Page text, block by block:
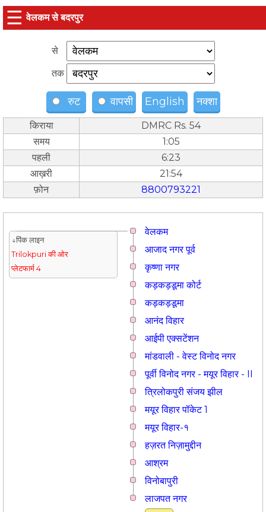
☰ वेलकम से बदरपुर
से
तक
रुट वापसी English नक्शा
किराया
DMRC Rs. 54
समय
1:05
पहली
6:23
आख़री
21:54
फ़ोन
8800793221
वेलकम
↓पिंक लाइन
Trilokpuri की ओर
प्लेटफार्म 4
आजाद नगर पूर्व
कृष्णा नगर
कड़कड़डूमा कोर्ट
कड़कड़डूमा
आनंद विहार
आईपी एक्सटेंशन
मांडवाली - वेस्ट विनोद नगर
पूर्वी विनोद नगर - मयूर विहार - II
त्रिलोकपुरी संजय झील
मयूर विहार पॉकेट 1
मयूर विहार-१
हज़रत निज़ामुद्दीन
आश्रम
विनोबापुरी
लाजपत नगर